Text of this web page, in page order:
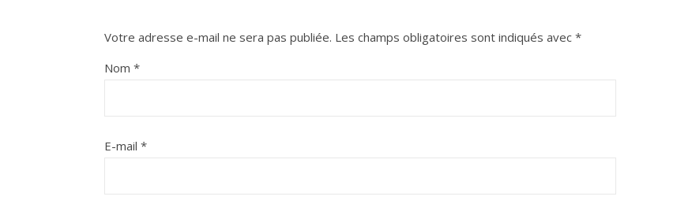
Votre adresse e-mail ne sera pas publiée. Les champs obligatoires sont indiqués avec *
Nom *
E-mail *